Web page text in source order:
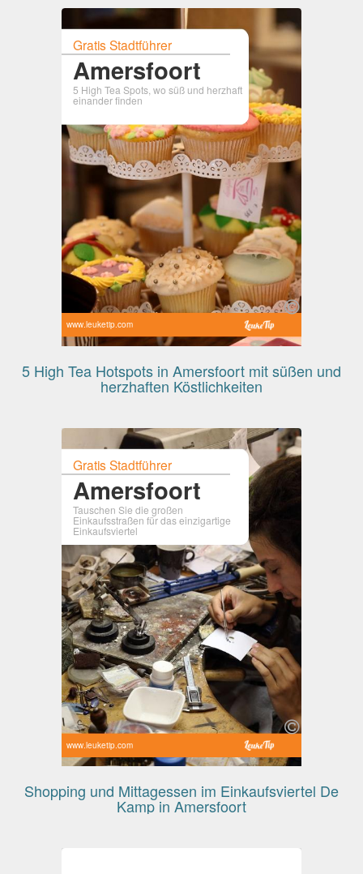
Gratis Stadtführer
Amersfoort
5 High Tea Spots, wo süß und herzhaft
einander finden
www.leuketip.com
5 High Tea Hotspots in Amersfoort mit süßen und
herzhaften Köstlichkeiten
Gratis Stadtführer
Amersfoort
Tauschen Sie die großen
Einkaufsstraßen für das einzigartige
Einkaufsviertel
www.leuketip.com
Shopping und Mittagessen im Einkaufsviertel De
Kamp in Amersfoort